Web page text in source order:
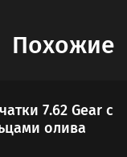
Похожие
7.62 Gear с
олива